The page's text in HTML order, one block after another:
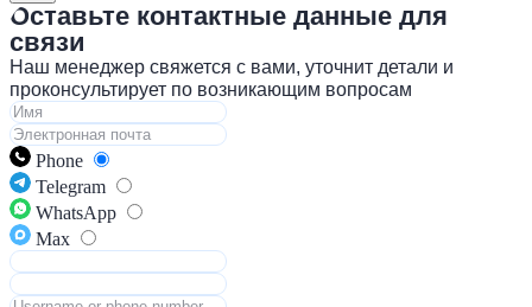
Оставьте контактные данные для
связи
Наш менеджер свяжется с вами, уточнит детали и
проконсультирует по возникающим вопросам
Phone
Telegram
WhatsApp
Max